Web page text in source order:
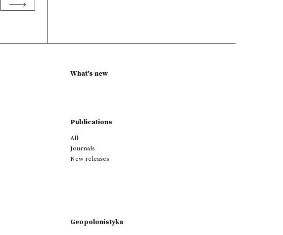
What's new
Publications
All
Journals
New releases
Geopolonistyka